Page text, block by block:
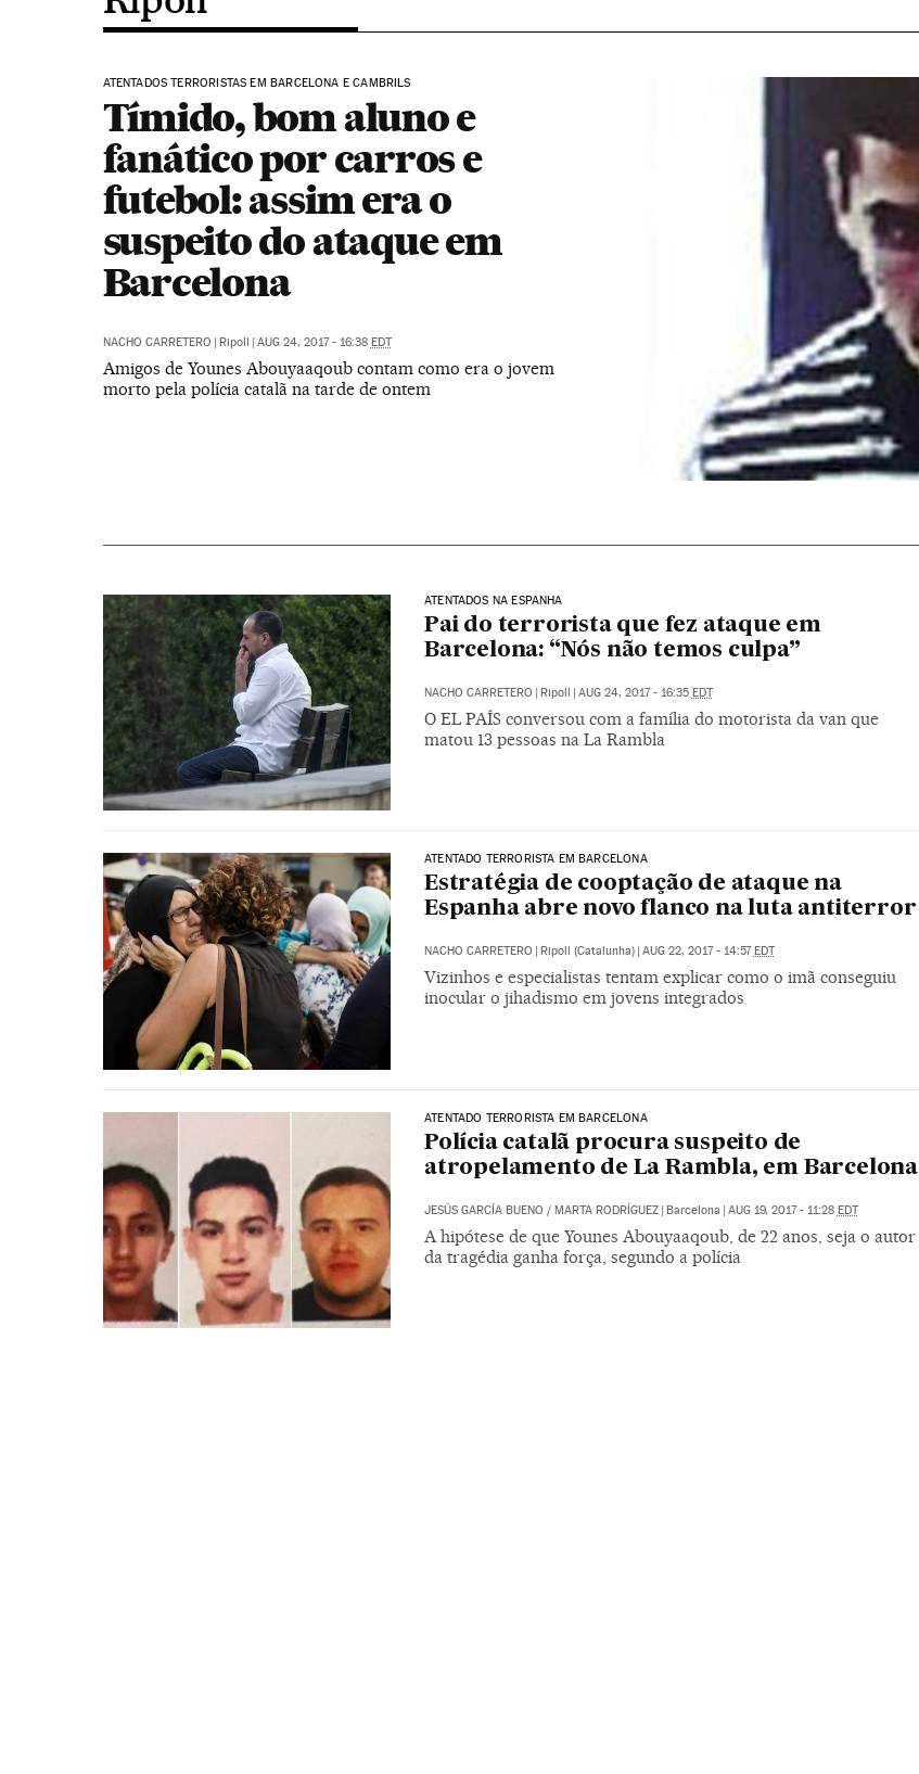
ATENTADOS TERRORISTAS EM BARCELONA E CAMBRILS
Tímido, bom aluno e
fanático por carros e
futebol: assim era o
suspeito do ataque em
Barcelona
NACHO CARRETERO | Ripoll | AUG 24, 2017 - 16:38 EDT
Amigos de Younes Abouyaaqoub contam como era o jovem
morto pela polícia catalã na tarde de ontem
ATENTADOS NA ESPANHA
Pai do terrorista que fez ataque em
Barcelona: “Nós não temos culpa”
NACHO CARRETERO | Ripoll | AUG 24, 2017 - 16:35 EDT
O EL PAÍS conversou com a família do motorista da van que
matou 13 pessoas na La Rambla
ATENTADO TERRORISTA EM BARCELONA
Estratégia de cooptação de ataque na
Espanha abre novo flanco na luta antiterror
NACHO CARRETERO Ripoll (Catalunha) AUG 22, 2017 - 14:57 EDT
Vizinhos e especialistas tentam explicar como o imã conseguiu
inocular o jihadismo em jovens integrados
ATENTADO TERRORISTA EM BARCELONA
Polícia catalã procura suspeito de
atropelamento de La Rambla, em Barcelona
JESÚS GARCÍA BUENO / MARTA RODRÍGUEZ | Barcelona | AUG 19, 2017 - 11:28 EDT
A hipótese de que Younes Abouyaaqoub, de 22 anos, seja o autor
da tragédia ganha força, segundo a polícia